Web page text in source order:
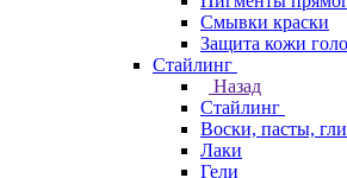
Смывки краски
Защита кожи
Стайлинг
Назад
Стайлинг
Воски, пасты,
Лаки
Гели